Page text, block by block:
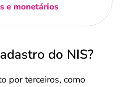
e monetários
do NIS?
por terceiros, como